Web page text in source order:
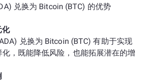
兑换为 Bitcoin (BTC) 的优势
化
兑换为 Bitcoin (BTC) 有助于实现
，既能降低风险，也能拓展潜在的增